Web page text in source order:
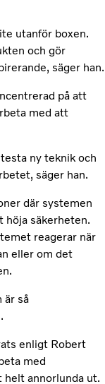
utanför boxen.
och gör
säger han.
på att
med att
ny teknik och
säger han.
där systemen
höja säkerheten.
reagerar när
eller om det
är så
enligt Robert
med
helt annorlunda ut.